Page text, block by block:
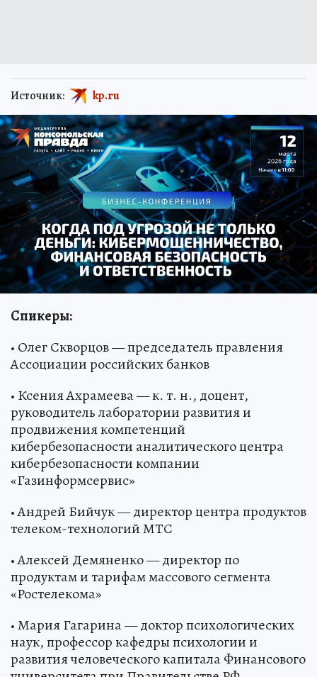
Источник: kp.ru
Спикеры:
• Олег Скворцов — председатель правления
Ассоциации российских банков
• Ксения Ахрамеева — к. т. н., доцент,
руководитель лаборатории развития и
продвижения компетенций
кибербезопасности аналитического центра
кибербезопасности компании
«Газинформсервис»
• Андрей Бийчук — директор центра продуктов
телеком-технологий МТС
• Алексей Демяненко — директор по
продуктам и тарифам массового сегмента
«Ростелекома»
• Мария Гагарина — доктор психологических
наук, профессор кафедры психологии и
развития человеческого капитала Финансового